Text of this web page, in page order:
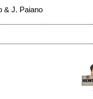
& J. Paiano